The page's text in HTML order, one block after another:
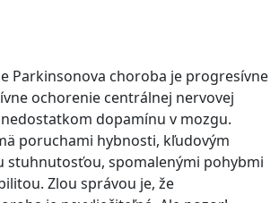
Parkinsonova choroba je progresívne
ochorenie centrálnej nervovej
dopamínu v mozgu.
poruchami hybnosti, kľudovým
stuhnutosťou, spomalenými pohybmi
Zlou správou je, že